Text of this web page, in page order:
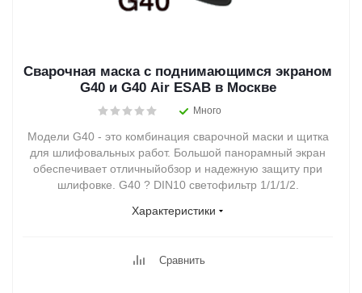
Сварочная маска с поднимающимся экраном
G40 и G40 Air ESAB в Москве
Много
Модели G40 - это комбинация сварочной маски и щитка
для шлифовальных работ. Большой панорамный экран
обеспечивает отличныйобзор и надежную защиту при
шлифовке. G40 ? DIN10 светофильтр 1/1/1/2.
Характеристики
Сравнить